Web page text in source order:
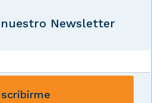
Newsletter